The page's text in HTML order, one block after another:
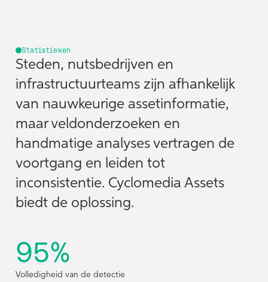
Statistieken
Steden, nutsbedrijven en
infrastructuurteams zijn afhankelijk
van nauwkeurige assetinformatie,
maar veldonderzoeken en
handmatige analyses vertragen de
voortgang en leiden tot
inconsistentie. Cyclomedia Assets
biedt de oplossing.
95%
Volledigheid van de detectie